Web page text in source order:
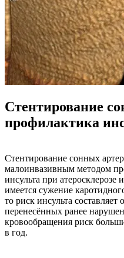
Стентирование
профилактика
Стентирование сонных
малоинвазивным методом
инсульта при атеросклерозе
имеется сужение
то риск инсульта
перенесённых ранее
кровообращения риск
в год.